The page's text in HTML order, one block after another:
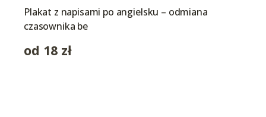
Plakat z napisami po angielsku – odmiana
czasownika be
od 18 zł